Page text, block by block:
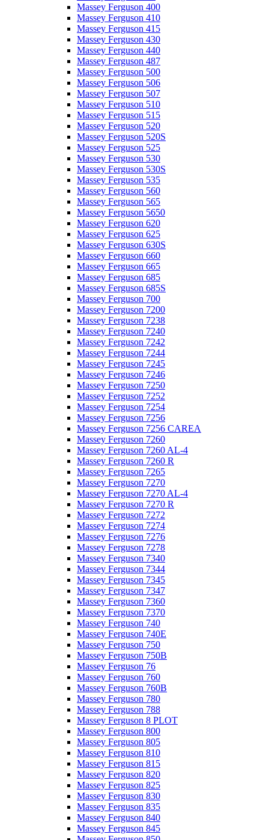
Massey Ferguson 400
Massey Ferguson 410
Massey Ferguson 415
Massey Ferguson 430
Massey Ferguson 440
Massey Ferguson 487
Massey Ferguson 500
Massey Ferguson 506
Massey Ferguson 507
Massey Ferguson 510
Massey Ferguson 515
Massey Ferguson 520
Massey Ferguson 520S
Massey Ferguson 525
Massey Ferguson 530
Massey Ferguson 530S
Massey Ferguson 535
Massey Ferguson 560
Massey Ferguson 565
Massey Ferguson 5650
Massey Ferguson 620
Massey Ferguson 625
Massey Ferguson 630S
Massey Ferguson 660
Massey Ferguson 665
Massey Ferguson 685
Massey Ferguson 685S
Massey Ferguson 700
Massey Ferguson 7200
Massey Ferguson 7238
Massey Ferguson 7240
Massey Ferguson 7242
Massey Ferguson 7244
Massey Ferguson 7245
Massey Ferguson 7246
Massey Ferguson 7250
Massey Ferguson 7252
Massey Ferguson 7254
Massey Ferguson 7256
Massey Ferguson 7256 CAREA
Massey Ferguson 7260
Massey Ferguson 7260 AL-4
Massey Ferguson 7260 R
Massey Ferguson 7265
Massey Ferguson 7270
Massey Ferguson 7270 AL-4
Massey Ferguson 7270 R
Massey Ferguson 7272
Massey Ferguson 7274
Massey Ferguson 7276
Massey Ferguson 7278
Massey Ferguson 7340
Massey Ferguson 7344
Massey Ferguson 7345
Massey Ferguson 7347
Massey Ferguson 7360
Massey Ferguson 7370
Massey Ferguson 740
Massey Ferguson 740E
Massey Ferguson 750
Massey Ferguson 750B
Massey Ferguson 76
Massey Ferguson 760
Massey Ferguson 760B
Massey Ferguson 780
Massey Ferguson 788
Massey Ferguson 8 PLOT
Massey Ferguson 800
Massey Ferguson 805
Massey Ferguson 810
Massey Ferguson 815
Massey Ferguson 820
Massey Ferguson 825
Massey Ferguson 830
Massey Ferguson 835
Massey Ferguson 840
Massey Ferguson 845